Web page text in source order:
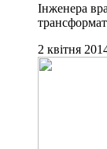
Інженера
2 квітня